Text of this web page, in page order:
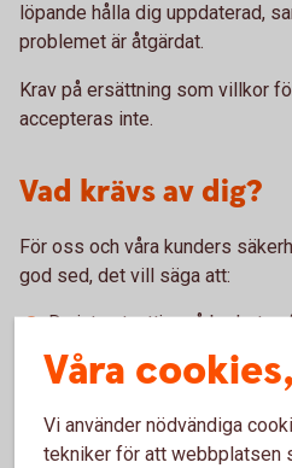
löpande hålla dig uppdaterad,
problemet är åtgärdat.
Krav på ersättning som villkor
accepteras inte.
Vad krävs av dig?
För oss och våra kunders
god sed, det vill säga att:
Du inte utnyttjar
information som inte tillhör
Du inte utnyttjar sårbarheten
Du inte påverkar
till exempel
Våra
Vi använder nödvändiga
tekniker för att webbplatsen